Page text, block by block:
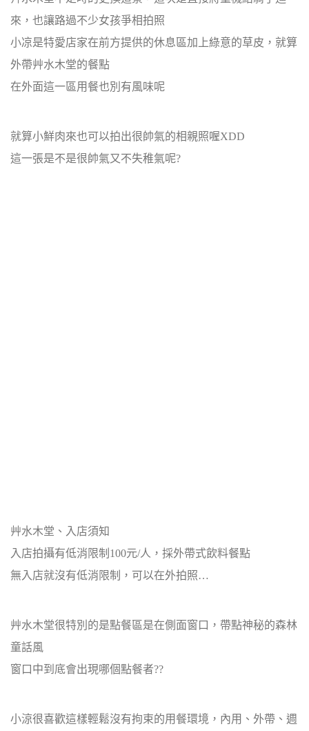
來，也讓路過不少女孩爭相拍照
小凉是特愛店家在前方提供的休息區加上綠意的草皮，就算
外帶艸水木堂的餐點
在外面這一區用餐也別有風味呢
就算小鮮肉來也可以拍出很帥氣的相親照喔XDD
這一張是不是很帥氣又不失稚氣呢?
艸水木堂、入店須知
入店拍攝有低消限制100元/人，採外帶式飲料餐點
無入店就沒有低消限制，可以在外拍照…
艸水木堂很特別的是點餐區是在側面窗口，帶點神秘的森林
童話風
窗口中到底會出現哪個點餐者??
小涼很喜歡這樣輕鬆沒有拘束的用餐環境，內用、外帶、週